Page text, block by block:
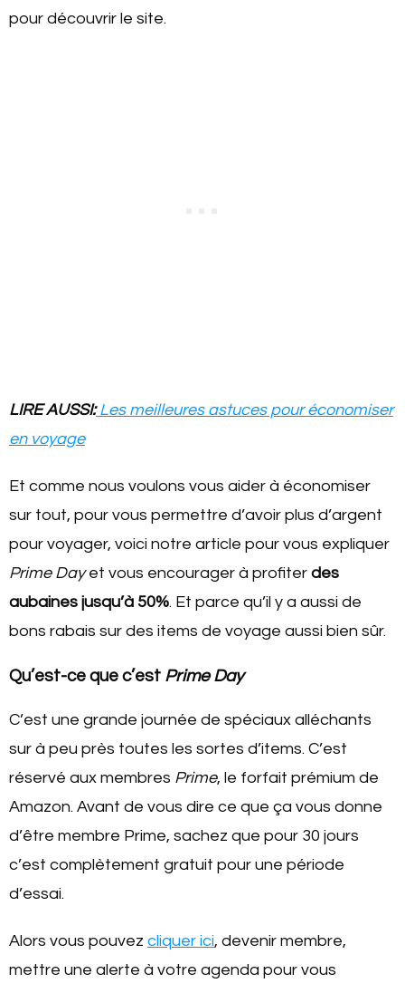
pour découvrir le site.
LIRE AUSSI:Les meilleures astuces pour économiser
en voyage
Et comme nous voulons vous aider à économiser
sur tout, pour vous permettre d’avoir plus d’argent
pour voyager, voici notre article pour vous expliquer
Prime Dayet vous encourager à profiter des
aubaines jusqu’à 50%. Et parce qu’il y a aussi de
bons rabais sur des items de voyage aussi bien sûr.
Qu’est-ce que c’est Prime Day
C’est une grande journée de spéciaux alléchants
sur à peu près toutes les sortes d’items. C’est
réservé aux membres Prime, le forfait prémium de
Amazon. Avant de vous dire ce que ça vous donne
d’être membre Prime, sachez que pour 30 jours
c’est complètement gratuit pour une période
d’essai.
Alors vous pouvez cliquer ici, devenir membre,
mettre une alerte à votre agenda pour vous